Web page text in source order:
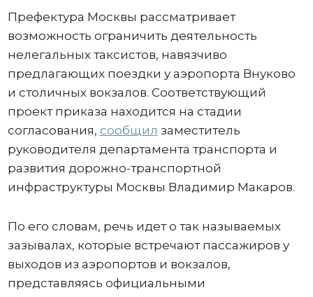
Префектура Москвы рассматривает
возможность ограничить деятельность
нелегальных таксистов, навязчиво
предлагающих поездки у аэропорта Внуково
и столичных вокзалов. Соответствующий
проект приказа находится на стадии
согласования, сообщил заместитель
руководителя департамента транспорта и
развития дорожно-транспортной
инфраструктуры Москвы Владимир Макаров.
По его словам, речь идет о так называемых
зазывалах, которые встречают пассажиров у
выходов из аэропортов и вокзалов,
представляясь официальными